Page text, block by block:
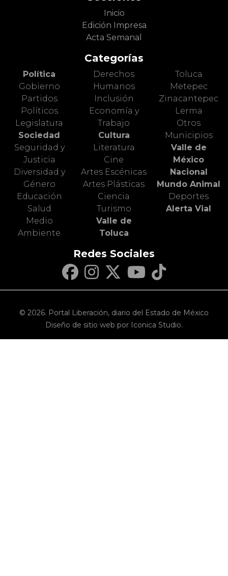
Inicio
Edición Impresa
Acta Semanal
Categorías
Política
Gobierno
Partidos
Políticos
Legislatura
Sociedad
Seguridad y
Justicia
Diversidad y
Género
Educación
Salud
Medio
Ambiente
Derechos
Humanos
Inclusión
Economía y
Trabajo
Cultura
Literatura
Cine
Artes Escénicas
Artes Plásticas
Ciencia
Turismo
Valle de
Toluca
Toluca
Metepec
Zinacantepec
Lerma
Otros
Municipios
Valle de
México
Nacional
Mundo Animal
Deportes
Alerta Vial
Redes Sociales
© 2026. Portal Liberación, diario del Estado de México
Diseño de sitio web por Iconica Studio.